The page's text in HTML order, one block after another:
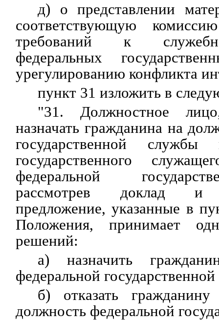
д) о представлении
соответствующую
требований к
федеральных
урегулированию конфликта
пункт 31 изложить в
"31. Должностное
назначать гражданина на
государственной службы
государственного
федеральной
рассмотрев доклад и
предложение, указанные в
Положения, принимает
решений:
а) назначить
федеральной
б) отказать
должность федеральной